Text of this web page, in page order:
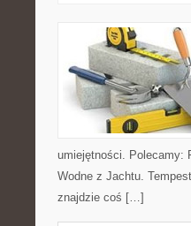
umiejętności. Polecamy:
Wodne z Jachtu.
znajdzie coś […]